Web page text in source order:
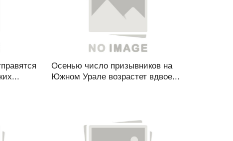
Осенью число призывников на
Южном Урале возрастет вдвое...